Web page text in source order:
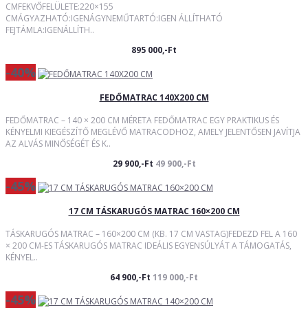
CMFEKVŐFELÜLETE:220×155
CMÁGYAZHATÓ:IGENÁGYNEMŰTARTÓ:IGEN ÁLLÍTHATÓ
FEJTÁMLA:IGENÁLLÍTH..
895 000,-Ft
-40%
FEDŐMATRAC 140X200 CM
FEDŐMATRAC – 140 × 200 CM MÉRETA FEDŐMATRAC EGY PRAKTIKUS ÉS
KÉNYELMI KIEGÉSZÍTŐ MEGLÉVŐ MATRACODHOZ, AMELY JELENTŐSEN JAVÍTJA
AZ ALVÁS MINŐSÉGÉT ÉS K..
29 900,-Ft 49 900,-Ft
-45%
17 CM TÁSKARUGÓS MATRAC 160×200 CM
TÁSKARUGÓS MATRAC – 160×200 CM (KB. 17 CM VASTAG)FEDEZD FEL A 160
× 200 CM-ES TÁSKARUGÓS MATRAC IDEÁLIS EGYENSÚLYÁT A TÁMOGATÁS,
KÉNYEL..
64 900,-Ft 119 000,-Ft
-45%